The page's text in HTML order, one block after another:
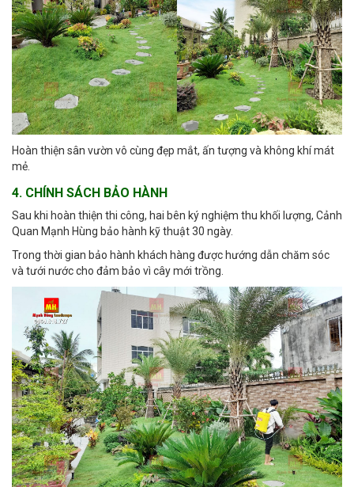
Hoàn thiện sân vườn vô cùng đẹp mắt, ấn tượng và không khí mát
mẻ.
4. CHÍNH SÁCH BẢO HÀNH
Sau khi hoàn thiện thi công, hai bên ký nghiệm thu khối lượng, Cảnh
Quan Mạnh Hùng bảo hành kỹ thuật 30 ngày.
Trong thời gian bảo hành khách hàng được hướng dẫn chăm sóc
và tưới nước cho đảm bảo vì cây mới trồng.